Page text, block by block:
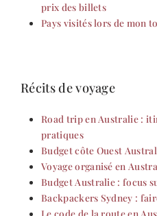
prix des billets
Pays visités lors de mon
Récits de voyage
Road trip en Australie :
pratiques
Budget côte Ouest
Voyage organisé en
Budget Australie : focus
Backpackers Sydney :